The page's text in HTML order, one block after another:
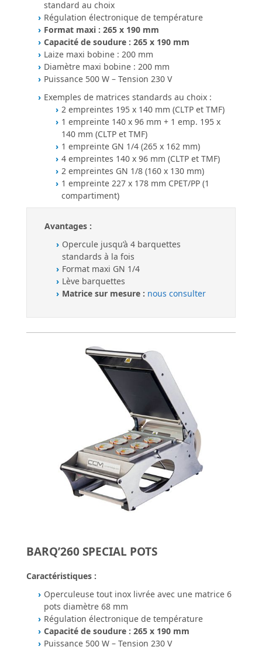
standard au choix
Régulation électronique de température
Format maxi : 265 x 190 mm
Capacité de soudure : 265 x 190 mm
Laize maxi bobine : 200 mm
Diamètre maxi bobine : 200 mm
Puissance 500 W – Tension 230 V
Exemples de matrices standards au choix :
2 empreintes 195 x 140 mm (CLTP et TMF)
1 empreinte 140 x 96 mm + 1 emp. 195 x
140 mm (CLTP et TMF)
1 empreinte GN 1/4 (265 x 162 mm)
4 empreintes 140 x 96 mm (CLTP et TMF)
2 empreintes GN 1/8 (160 x 130 mm)
1 empreinte 227 x 178 mm CPET/PP (1
compartiment)
Avantages :
Opercule jusqu’à 4 barquettes
standards à la fois
Format maxi GN 1/4
Lève barquettes
Matrice sur mesure : nous consulter
BARQ’260 SPECIAL POTS
Caractéristiques :
Operculeuse tout inox livrée avec une matrice 6
pots diamètre 68 mm
Régulation électronique de température
Capacité de soudure : 265 x 190 mm
Puissance 500 W – Tension 230 V